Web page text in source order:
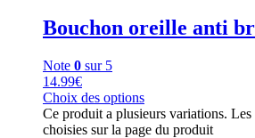
Bouchon oreille anti
Note 0 sur 5
14.99€
Choix des options
Ce produit a plusieurs variations.
choisies sur la page du produit